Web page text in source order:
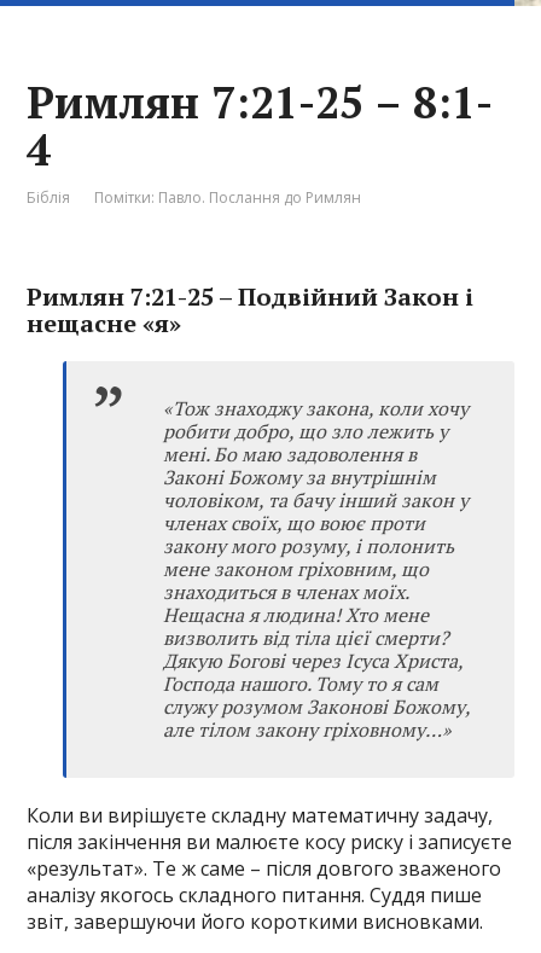
Римлян 7:21-25 – 8:1-
4
Біблія Помітки: Павло. Послання до Римлян
Римлян 7:21-25 – Подвійний Закон і
нещасне «я»
«Тож знаходжу закона, коли хочу
робити добро, що зло лежить у
мені. Бо маю задоволення в
Законі Божому за внутрішнім
чоловіком, та бачу інший закон у
членах своїх, що воює проти
закону мого розуму, і полонить
мене законом гріховним, що
знаходиться в членах моїх.
Нещасна я людина! Хто мене
визволить від тіла цієї смерти?
Дякую Богові через Ісуса Христа,
Господа нашого. Тому то я сам
служу розумом Законові Божому,
але тілом закону гріховному…»
Коли ви вирішуєте складну математичну задачу,
після закінчення ви малюєте косу риску і записуєте
«результат». Те ж саме – після довгого зваженого
аналізу якогось складного питання. Суддя пише
звіт, завершуючи його короткими висновками.